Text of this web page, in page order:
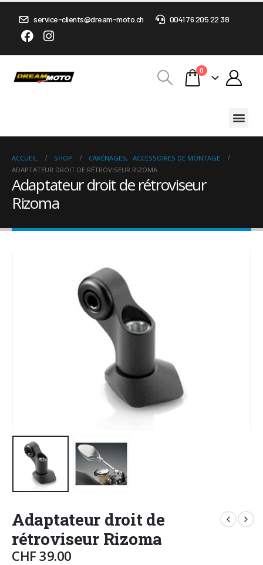
service-clients@dream-moto.ch 0041 76 205 22 38
0
ACCUEIL SHOP CARÉNAGES, ACCESSOIRES DE MONTAGE
ADAPTATEUR DROIT DE RÉTROVISEUR RIZOMA
Adaptateur droit de rétroviseur
Rizoma
Adaptateur droit de
rétroviseur Rizoma
CHF39.00